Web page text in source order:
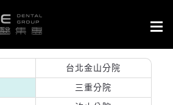
台北金山分院
三重分院